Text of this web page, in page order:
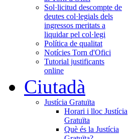
Sol·licitud descompte de
deutes col·legials dels
ingressos meritats a
liquidar pel col·legi
Política de qualitat
Notícies Torn d'Ofici
Tutorial justificants
online
Ciutadà
Justícia Gratuïta
Horari i lloc Justícia
Gratuïta
Què és la Justícia